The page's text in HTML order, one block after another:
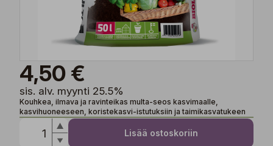
4,50 €
sis. alv. myynti 25.5%
Kouhkea, ilmava ja ravinteikas multa-seos kasvimaalle,
kasvihuoneeseen, koristekasvi-istutuksiin ja taimikasvatukeen
Lisää ostoskoriin